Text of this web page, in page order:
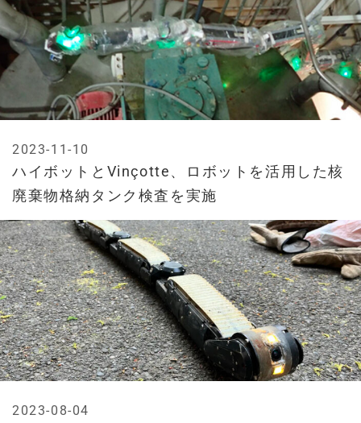
ハイボットとVinçotte、ロボットを活用した核
廃棄物格納タンク検査を実施
2023-11-10
2023-08-04